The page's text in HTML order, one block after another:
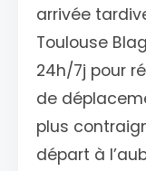
arrivée
Toulouse
24h/7j pour
de
plus
départ à